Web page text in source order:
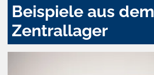
Beispiele aus dem
Zentrallager